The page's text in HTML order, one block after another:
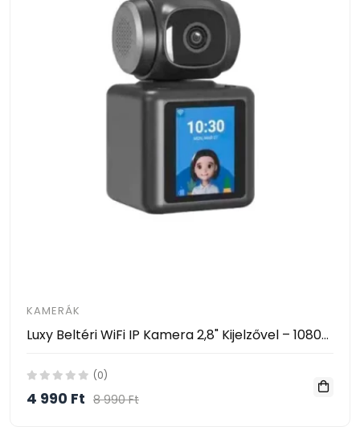
KAMERÁK
Luxy Beltéri WiFi IP Kamera 2,8" Kijelzővel – 1080P, AI Mozgásérzékelés, 360° Forgatható- Video Calling Smart Camera
(0)
4 990 Ft 8 990 Ft